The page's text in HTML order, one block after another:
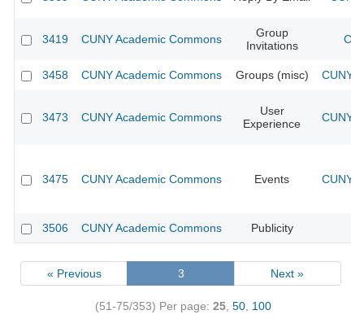
3419 CUNY Academic Commons
Group
Invitations
3458 CUNY Academic Commons Groups (misc) CUNY
3473 CUNY Academic Commons
User
Experience
CUNY
3475 CUNY Academic Commons Events CUNY
3506 CUNY Academic Commons Publicity
« Previous 3 Next »
(51-75/353) Per page: 25 50 100